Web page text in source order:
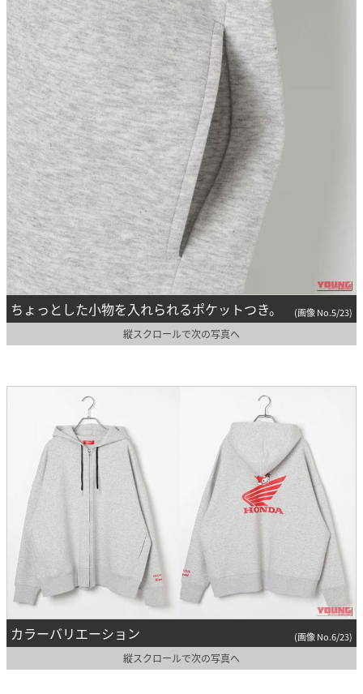
ちょっとした小物を入れられるポケットつき。 (画像 No.5/23)
縦スクロールで次の写真へ
カラーバリエーション (画像 No.6/23)
縦スクロールで次の写真へ